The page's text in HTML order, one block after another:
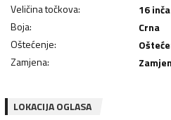
Veličina točkova:
16 inča
Boja:
Crna
Oštećenje:
Zamjena:
LOKACIJA OGLASA